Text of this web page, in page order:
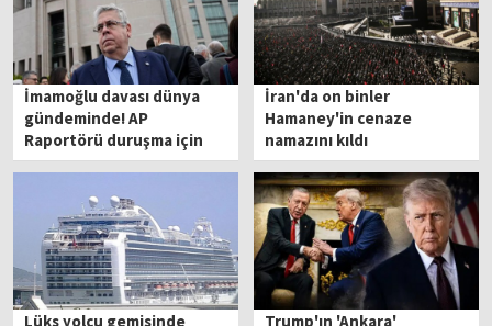
İmamoğlu davası dünya
gündeminde! AP
Raportörü duruşma için
İstanbul'a geliyor
İran'da on binler
Hamaney'in cenaze
namazını kıldı
Lüks yolcu gemisinde
Trump'ın 'Ankara'